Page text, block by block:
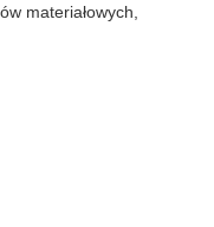
materiałowych,